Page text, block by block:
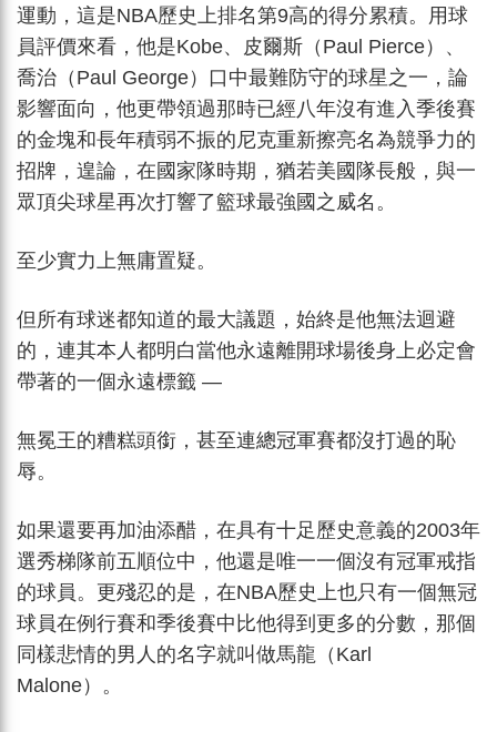
運動，這是NBA歷史上排名第9高的得分累積。用球
員評價來看，他是Kobe、皮爾斯（Paul Pierce）、
喬治（Paul George）口中最難防守的球星之一，論
影響面向，他更帶領過那時已經八年沒有進入季後賽
的金塊和長年積弱不振的尼克重新擦亮名為競爭力的
招牌，遑論，在國家隊時期，猶若美國隊長般，與一
眾頂尖球星再次打響了籃球最強國之威名。
至少實力上無庸置疑。
但所有球迷都知道的最大議題，始終是他無法迴避
的，連其本人都明白當他永遠離開球場後身上必定會
帶著的一個永遠標籤 —
無冕王的糟糕頭銜，甚至連總冠軍賽都沒打過的恥
辱。
如果還要再加油添醋，在具有十足歷史意義的2003年
選秀梯隊前五順位中，他還是唯一一個沒有冠軍戒指
的球員。更殘忍的是，在NBA歷史上也只有一個無冠
球員在例行賽和季後賽中比他得到更多的分數，那個
同樣悲情的男人的名字就叫做馬龍（Karl
Malone）。